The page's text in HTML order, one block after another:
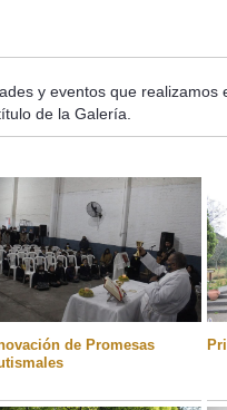
y eventos que realizamos
de la Galería.
de Promesas